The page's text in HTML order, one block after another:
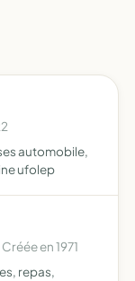
automobile,
ufolep
en 1971
repas,